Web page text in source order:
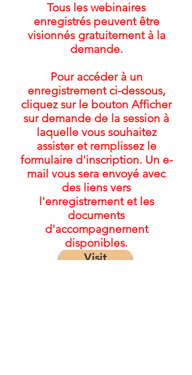
Tous les webinaires
enregistrés peuvent être
visionnés gratuitement à la
demande.
Pour accéder à un
enregistrement ci-dessous,
cliquez sur le bouton Afficher
sur demande de la session à
laquelle vous souhaitez
assister et remplissez le
formulaire d'inscription. Un e-
mail vous sera envoyé avec
des liens vers
l'enregistrement et les
documents
d'accompagnement
disponibles.
Visit